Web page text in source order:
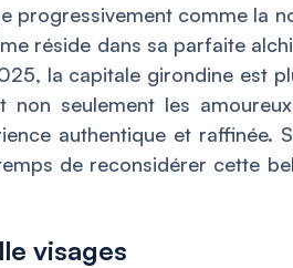
progressivement comme la
réside dans sa parfaite
la capitale girondine est
non seulement les
authentique et raffinée.
de reconsidérer cette
visages